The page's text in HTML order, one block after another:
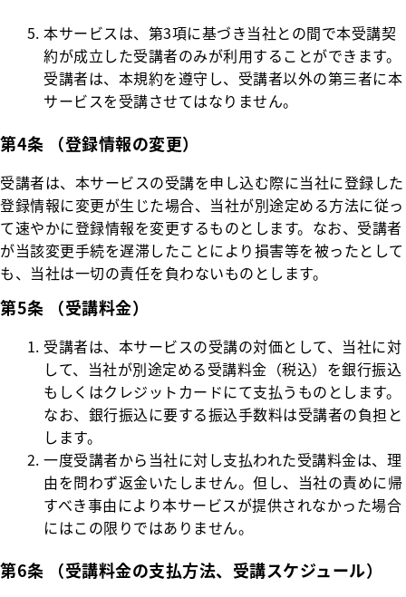
本サービスは、第3項に基づき当社との間で本受講契
約が成立した受講者のみが利用することができます。
受講者は、本規約を遵守し、受講者以外の第三者に本
サービスを受講させてはなりません。
第4条 （登録情報の変更）
受講者は、本サービスの受講を申し込む際に当社に登録した
登録情報に変更が生じた場合、当社が別途定める方法に従っ
て速やかに登録情報を変更するものとします。なお、受講者
が当該変更手続を遅滞したことにより損害等を被ったとして
も、当社は一切の責任を負わないものとします。
第5条 （受講料金）
受講者は、本サービスの受講の対価として、当社に対
して、当社が別途定める受講料金（税込）を銀行振込
もしくはクレジットカードにて支払うものとします。
なお、銀行振込に要する振込手数料は受講者の負担と
します。
一度受講者から当社に対し支払われた受講料金は、理
由を問わず返金いたしません。但し、当社の責めに帰
すべき事由により本サービスが提供されなかった場合
にはこの限りではありません。
第6条 （受講料金の支払方法、受講スケジュール）